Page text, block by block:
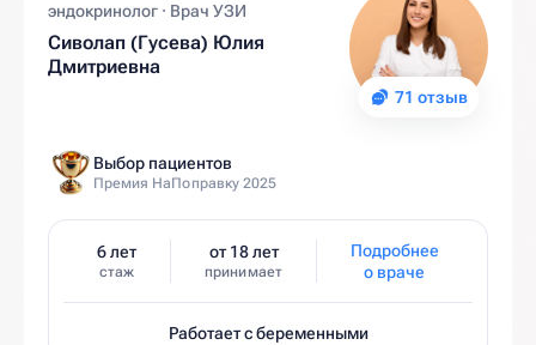
71 отзыв
эндокринолог · Врач УЗИ
Сиволап (Гусева) Юлия
Дмитриевна
Выбор пациентов
Премия НаПоправку 2025
6 лет
стаж
от 18 лет
принимает
Подробнее
о враче
Работает с беременными